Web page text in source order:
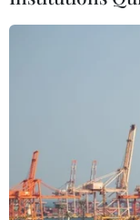
Chính phủ
Nếu nguồn
khả năng
này - thì việc
từ thời điểm